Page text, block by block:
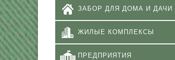
ЗАБОР ДЛЯ ДОМА И ДАЧИ
ЖИЛЫЕ КОМПЛЕКСЫ
ПРЕДПРИЯТИЯ